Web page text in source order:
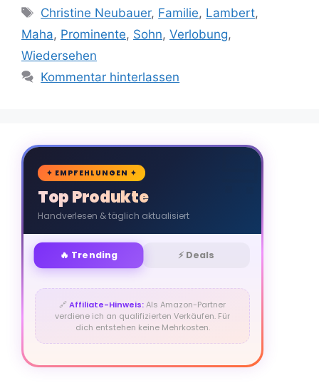
Schlagwörter
Christine Neubauer, Familie, Lambert,
Maha, Prominente, Sohn, Verlobung,
Wiedersehen
Kommentar hinterlassen
🛒
✦ EMPFEHLUNGEN ✦
Top Produkte
Handverlesen & täglich aktualisiert
🔥 Trending ⚡ Deals
🔗Affiliate-Hinweis:Als Amazon-Partner
verdiene ich an qualifizierten Verkäufen. Für
dich entstehen keine Mehrkosten.